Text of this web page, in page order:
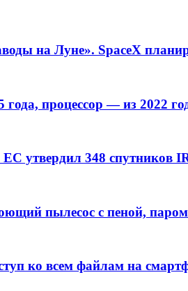
на Луне». SpaceX
процессор — из 2022
утвердил 348 спутников
пылесос с пеной,
ко всем файлам на